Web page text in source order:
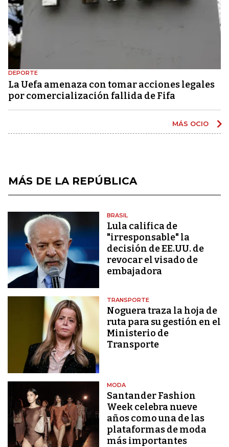
DEPORTE
La Uefa amenaza con tomar acciones legales
por comercialización fallida de Fifa
MÁS OCIO
MÁS DE LA REPÚBLICA
BRASIL
Lula califica de
"irresponsable" la
decisión de EE.UU. de
revocar el visado de
embajadora
TRANSPORTE
Noguera traza la hoja de
ruta para su gestión en el
Ministerio de
Transporte
MODA
Santander Fashion
Week celebra nueve
años como una de las
plataformas de moda
más importantes